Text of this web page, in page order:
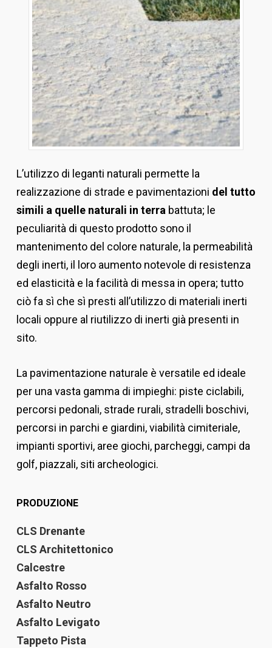
L’utilizzo di leganti naturali permette la
realizzazione di strade e pavimentazioni del tutto
simili a quelle naturali in terra battuta; le
peculiarità di questo prodotto sono il
mantenimento del colore naturale, la permeabilità
degli inerti, il loro aumento notevole di resistenza
ed elasticità e la facilità di messa in opera; tutto
ciò fa sì che sì presti all’utilizzo di materiali inerti
locali oppure al riutilizzo di inerti già presenti in
sito.
La pavimentazione naturale è versatile ed ideale
per una vasta gamma di impieghi: piste ciclabili,
percorsi pedonali, strade rurali, stradelli boschivi,
percorsi in parchi e giardini, viabilità cimiteriale,
impianti sportivi, aree giochi, parcheggi, campi da
golf, piazzali, siti archeologici.
PRODUZIONE
CLS Drenante
CLS Architettonico
Calcestre
Asfalto Rosso
Asfalto Neutro
Asfalto Levigato
Tappeto Pista